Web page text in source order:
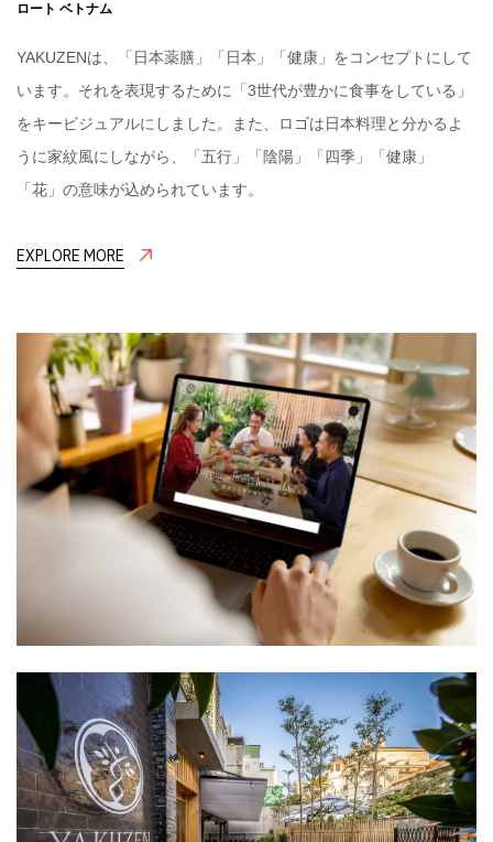
ロート ベトナム
YAKUZENは、「日本薬膳」「日本」「健康」をコンセプトにして
います。それを表現するために「3世代が豊かに食事をしている」
をキービジュアルにしました。また、ロゴは日本料理と分かるよ
うに家紋風にしながら、「五行」「陰陽」「四季」「健康」
「花」の意味が込められています。
EXPLORE MORE